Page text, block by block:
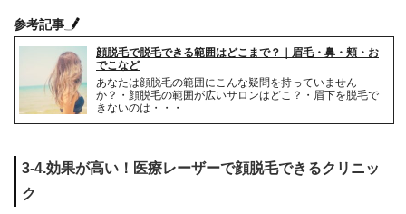
参考記事
顔脱毛で脱毛できる範囲はどこまで？｜眉毛・鼻・頬・お
でこなど
あなたは顔脱毛の範囲にこんな疑問を持っていません
か？・顔脱毛の範囲が広いサロンはどこ？・眉下を脱毛で
きないのは・・・
3-4.効果が高い！医療レーザーで顔脱毛できるクリニッ
ク